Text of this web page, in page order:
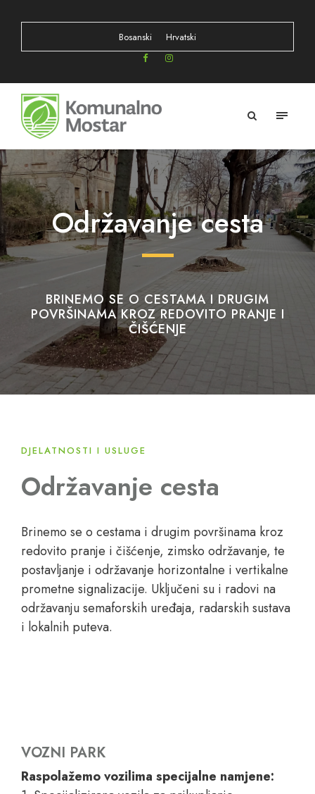
Bosanski Hrvatski
Održavanje cesta
BRINEMO SE O CESTAMA I DRUGIM
POVRŠINAMA KROZ REDOVITO PRANJE I
ČIŠĆENJE
DJELATNOSTI I USLUGE
Održavanje cesta
Brinemo se o cestama i drugim površinama kroz
redovito pranje i čišćenje, zimsko održavanje, te
postavljanje i održavanje horizontalne i vertikalne
prometne signalizacije. Uključeni su i radovi na
održavanju semaforskih uređaja, radarskih sustava
i lokalnih puteva.
VOZNI PARK
Raspolažemo vozilima specijalne namjene: